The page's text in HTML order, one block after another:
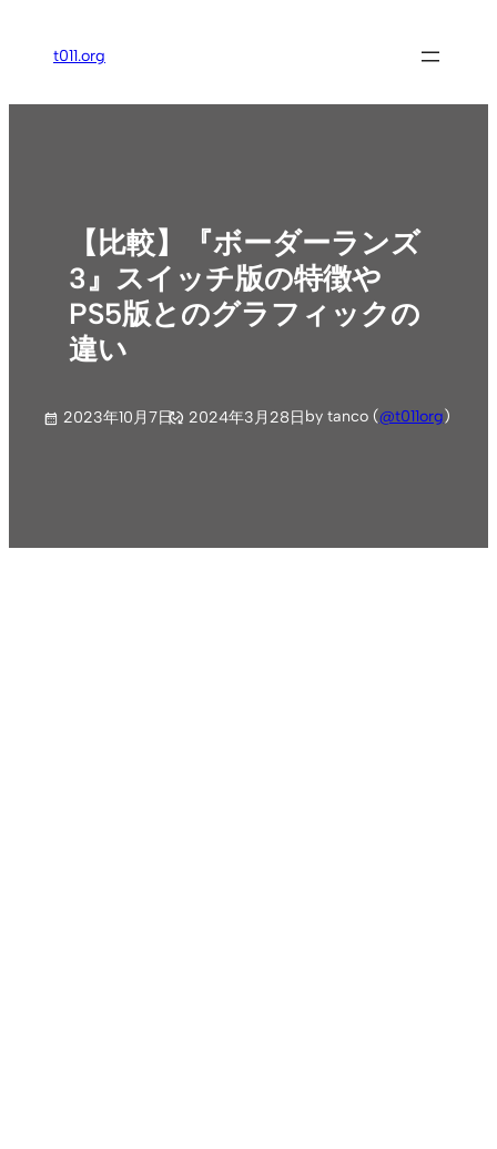
ス
t011.org
【比較】『ボーダーランズ
3』スイッチ版の特徴や
PS5版とのグラフィックの
違い
2023年10月7日 2024年3月28日by tanco (@t011org)